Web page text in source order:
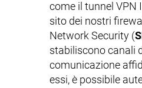
come il tunnel VPN
sito dei nostri
Network Security (
stabiliscono canali
comunicazione
essi, è possibile